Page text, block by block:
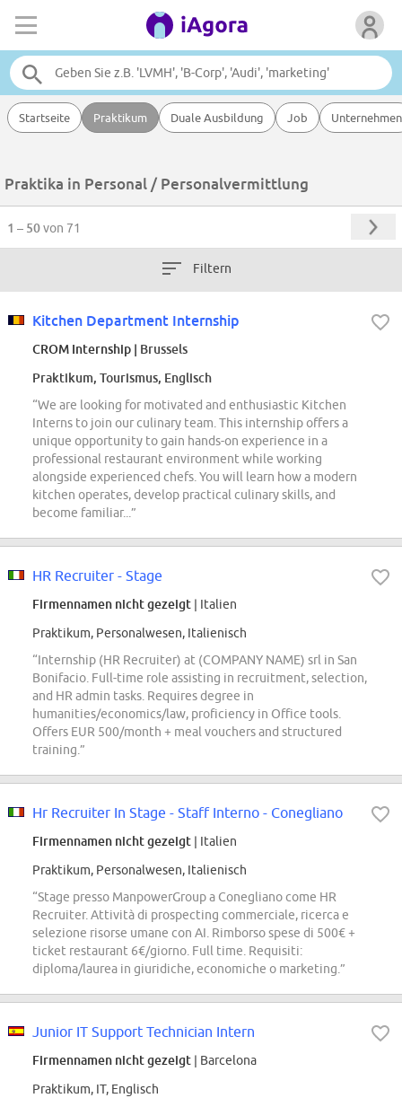
Startseite Praktikum Duale Ausbildung Job Unternehmen
Praktika in Personal / Personalvermittlung
1 – 50von 71
Filtern
Kitchen Department Internship
CROM Internship | Brussels
Praktikum, Tourismus, Englisch
“We are looking for motivated and enthusiastic Kitchen
Interns to join our culinary team. This internship offers a
unique opportunity to gain hands-on experience in a
professional restaurant environment while working
alongside experienced chefs. You will learn how a modern
kitchen operates, develop practical culinary skills, and
become familiar...”
HR Recruiter - Stage
Firmennamen nicht gezeigt | Italien
Praktikum, Personalwesen, Italienisch
“Internship (HR Recruiter) at (COMPANY NAME) srl in San
Bonifacio. Full-time role assisting in recruitment, selection,
and HR admin tasks. Requires degree in
humanities/economics/law, proficiency in Office tools.
Offers EUR 500/month + meal vouchers and structured
training.”
Hr Recruiter In Stage - Staff Interno - Conegliano
Firmennamen nicht gezeigt | Italien
Praktikum, Personalwesen, Italienisch
“Stage presso ManpowerGroup a Conegliano come HR
Recruiter. Attività di prospecting commerciale, ricerca e
selezione risorse umane con AI. Rimborso spese di 500€ +
ticket restaurant 6€/giorno. Full time. Requisiti:
diploma/laurea in giuridiche, economiche o marketing.”
Junior IT Support Technician Intern
Firmennamen nicht gezeigt | Barcelona
Praktikum, IT, Englisch